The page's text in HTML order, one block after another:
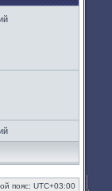
пояс: UTC+03:00